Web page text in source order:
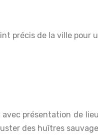
précis de la ville pour
des huîtres